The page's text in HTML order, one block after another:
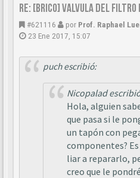
Re: [BRICO] Valvula del
#621116 por Prof. Raphael
23 Ene 2017, 15:07
puch escribió:
Nicopalad
Hola, alguien
que pasa si le
un tapón con
componentes?
liar a repararlo,
creo que le